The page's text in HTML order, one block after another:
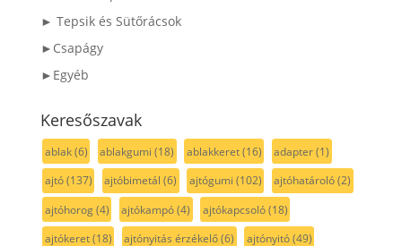
► Tepsik és Sütőrácsok
►Csapágy
►Egyéb
Keresőszavak
ablak(6) ablakgumi (18) ablakkeret(16) adapter(1)
ajtó(137) ajtóbimetál (6) ajtógumi (102) ajtóhatároló(2)
ajtóhorog(4) ajtókampó(4) ajtókapcsoló(18)
ajtókeret(18) ajtónyitás érzékelő(6) ajtónyitó(49)